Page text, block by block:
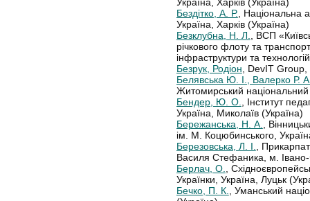
Україна, Харків (Україна)
Бездітко, А. Р., Національна
Україна, Харків (Україна)
Безклубна, Н. Л., ВСП
річкового флоту та
інфраструктури та
Безрук, Родіон, DevIT
Белявська Ю. І., Валерко Р.
Житомирський національний
Бендер, Ю. О., Інститут
Україна, Миколаїв (Україна)
Бережанська, Н. А.,
ім. М. Коцюбинського,
Березовська, Л. І.,
Василя Стефаника, м. Івано-
Берлач, О.,
Українки, Україна, Луцьк
Бечко, П. К., Уманський